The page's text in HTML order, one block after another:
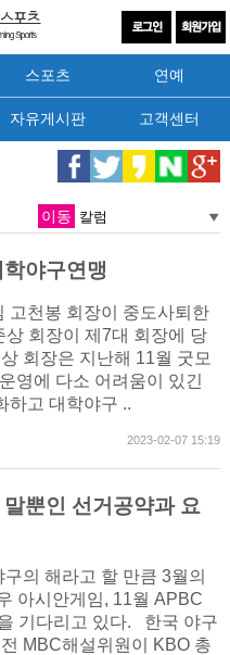
스포츠 연예
자유게시판 고객센터
이동
야구연맹
고천봉 회장이 중도사퇴한
회장이 제7대 회장에 당
회장은 지난해 11월 굿모
영에 다소 어려움이 있긴
하고 대학야구 ..
2023-02-07 15:19
뿐인 선거공약과 요
의 해라고 할 만큼 3월의
아시안게임, 11월 APBC
기다리고 있다. 한국 야구
MBC해설위원이 KBO 총